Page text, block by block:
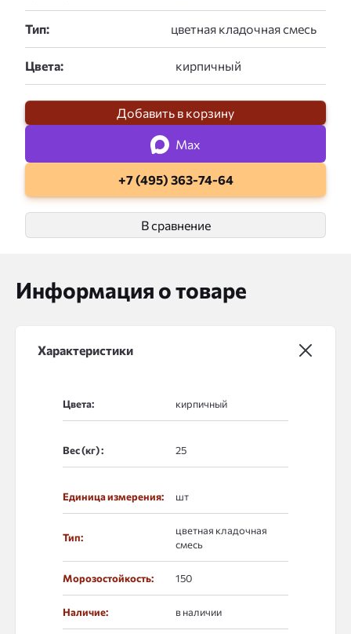
Тип:
Цвета:
Добавить в корзину
Max
+7 (495) 363-74-64
В сравнение
Информация о товаре
Характеристики
Цвета:
Вес (кг) :
Единица измерения: шт
Тип:
цветная кладочная
смесь
Морозостойкость: 150
Наличие: в наличии